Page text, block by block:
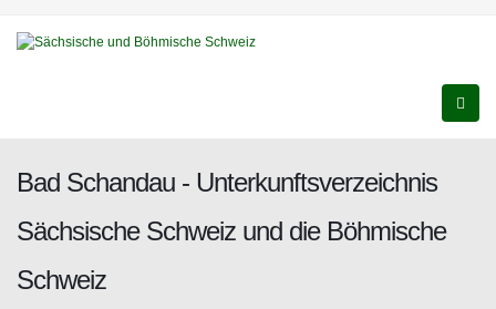
Bad Schandau - Unterkunftsverzeichnis
Sächsische Schweiz und die Böhmische
Schweiz